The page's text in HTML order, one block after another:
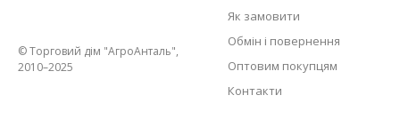
© Торговий дім "АгроАнталь",
2010–2025
Як замовити
Обмін і повернення
Оптовим покупцям
Контакти